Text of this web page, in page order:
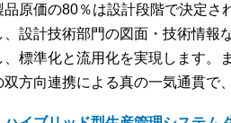
品原価の80％は設計段階で決定さ
、設計技術部門の図面・技術情報
、標準化と流用化を実現します。
双方向連携による真の一気通貫で